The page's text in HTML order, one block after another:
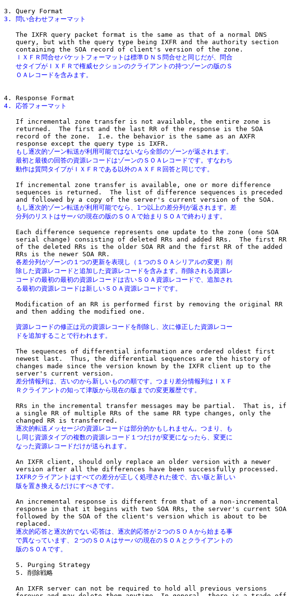
3. 問い合わせフォーマット
   The IXFR query packet format is the same as that of a normal DNS
   query, but with the query type being IXFR and the authority section
   ＩＸＦＲ問合せパケットフォーマットは標準ＤＮＳ問合せと同じだが、問合
   せタイプがＩＸＦＲで権威セクションのクライアントの持つゾーンの版のＳ
   ＯＡレコードを含みます。
4. 応答フォーマット
   If incremental zone transfer is not available, the entire zone is
   returned.  The first and the last RR of the response is the SOA
   record of the zone.  I.e. the behavior is the same as an AXFR
   もし逐次的ゾーン転送が利用可能ではないなら全部のゾーンが返されます。
   最初と最後の回答の資源レコードはゾーンのＳＯＡレコードです。すなわち
   動作は質問タイプがＩＸＦＲである以外のＡＸＦＲ回答と同じです。
   If incremental zone transfer is available, one or more difference
   sequences is returned.  The list of difference sequences is preceded
   もし逐次的ゾーン転送が利用可能でなら、1つ以上の差分列が返されます。差
   分列のリストはサーバの現在の版のＳＯＡで始まりＳＯＡで終わります。
   Each difference sequence represents one update to the zone (one SOA
   serial change) consisting of deleted RRs and added RRs.  The first RR
   of the deleted RRs is the older SOA RR and the first RR of the added
   各差分列がゾーンの１つの更新を表現し（１つのＳＯＡシリアルの変更）削
   除した資源レコードと追加した資源レコードを含みます。削除される資源レ
   コードの最初の最初の資源レコードは古いＳＯＡ資源レコードで、追加され
   る最初の資源レコードは新しいＳＯＡ資源レコードです。
   Modification of an RR is performed first by removing the original RR
   and then adding the modified one.
   資源レコードの修正は元の資源レコードを削除し、次に修正した資源レコー
   ドを追加することで行われます。
   The sequences of differential information are ordered oldest first
   newest last.  Thus, the differential sequences are the history of
   changes made since the version known by the IXFR client up to the
   差分情報列は、古いのから新しいものの順です。つまり差分情報列はＩＸＦ
   Ｒクライアントの知って津版から現在の版までの変更履歴です。
   RRs in the incremental transfer messages may be partial.  That is, if
   a single RR of multiple RRs of the same RR type changes, only the
   逐次的転送メッセージの資源レコードは部分的かもしれません。つまり、も
   し同じ資源タイプの複数の資源レコード１つだけが変更になったら、変更に
   なった資源レコードだけが送られます。
   An IXFR client, should only replace an older version with a newer
   IXFRクライアントはすべての差分が正しく処理された後で、古い版と新しい
   版を置き換えるだけにすべきです。
   An incremental response is different from that of a non-incremental
   response in that it begins with two SOA RRs, the server's current SOA
   followed by the SOA of the client's version which is about to be
   逐次的応答と逐次的でない応答は、逐次的応答が２つのＳＯＡから始まる事
   で異なっています、２つのＳＯＡはサーバの現在のＳＯＡとクライアントの
   版のＳＯＡです。
   5. Purging Strategy
   5. 削除戦略
   An IXFR server can not be required to hold all previous versions